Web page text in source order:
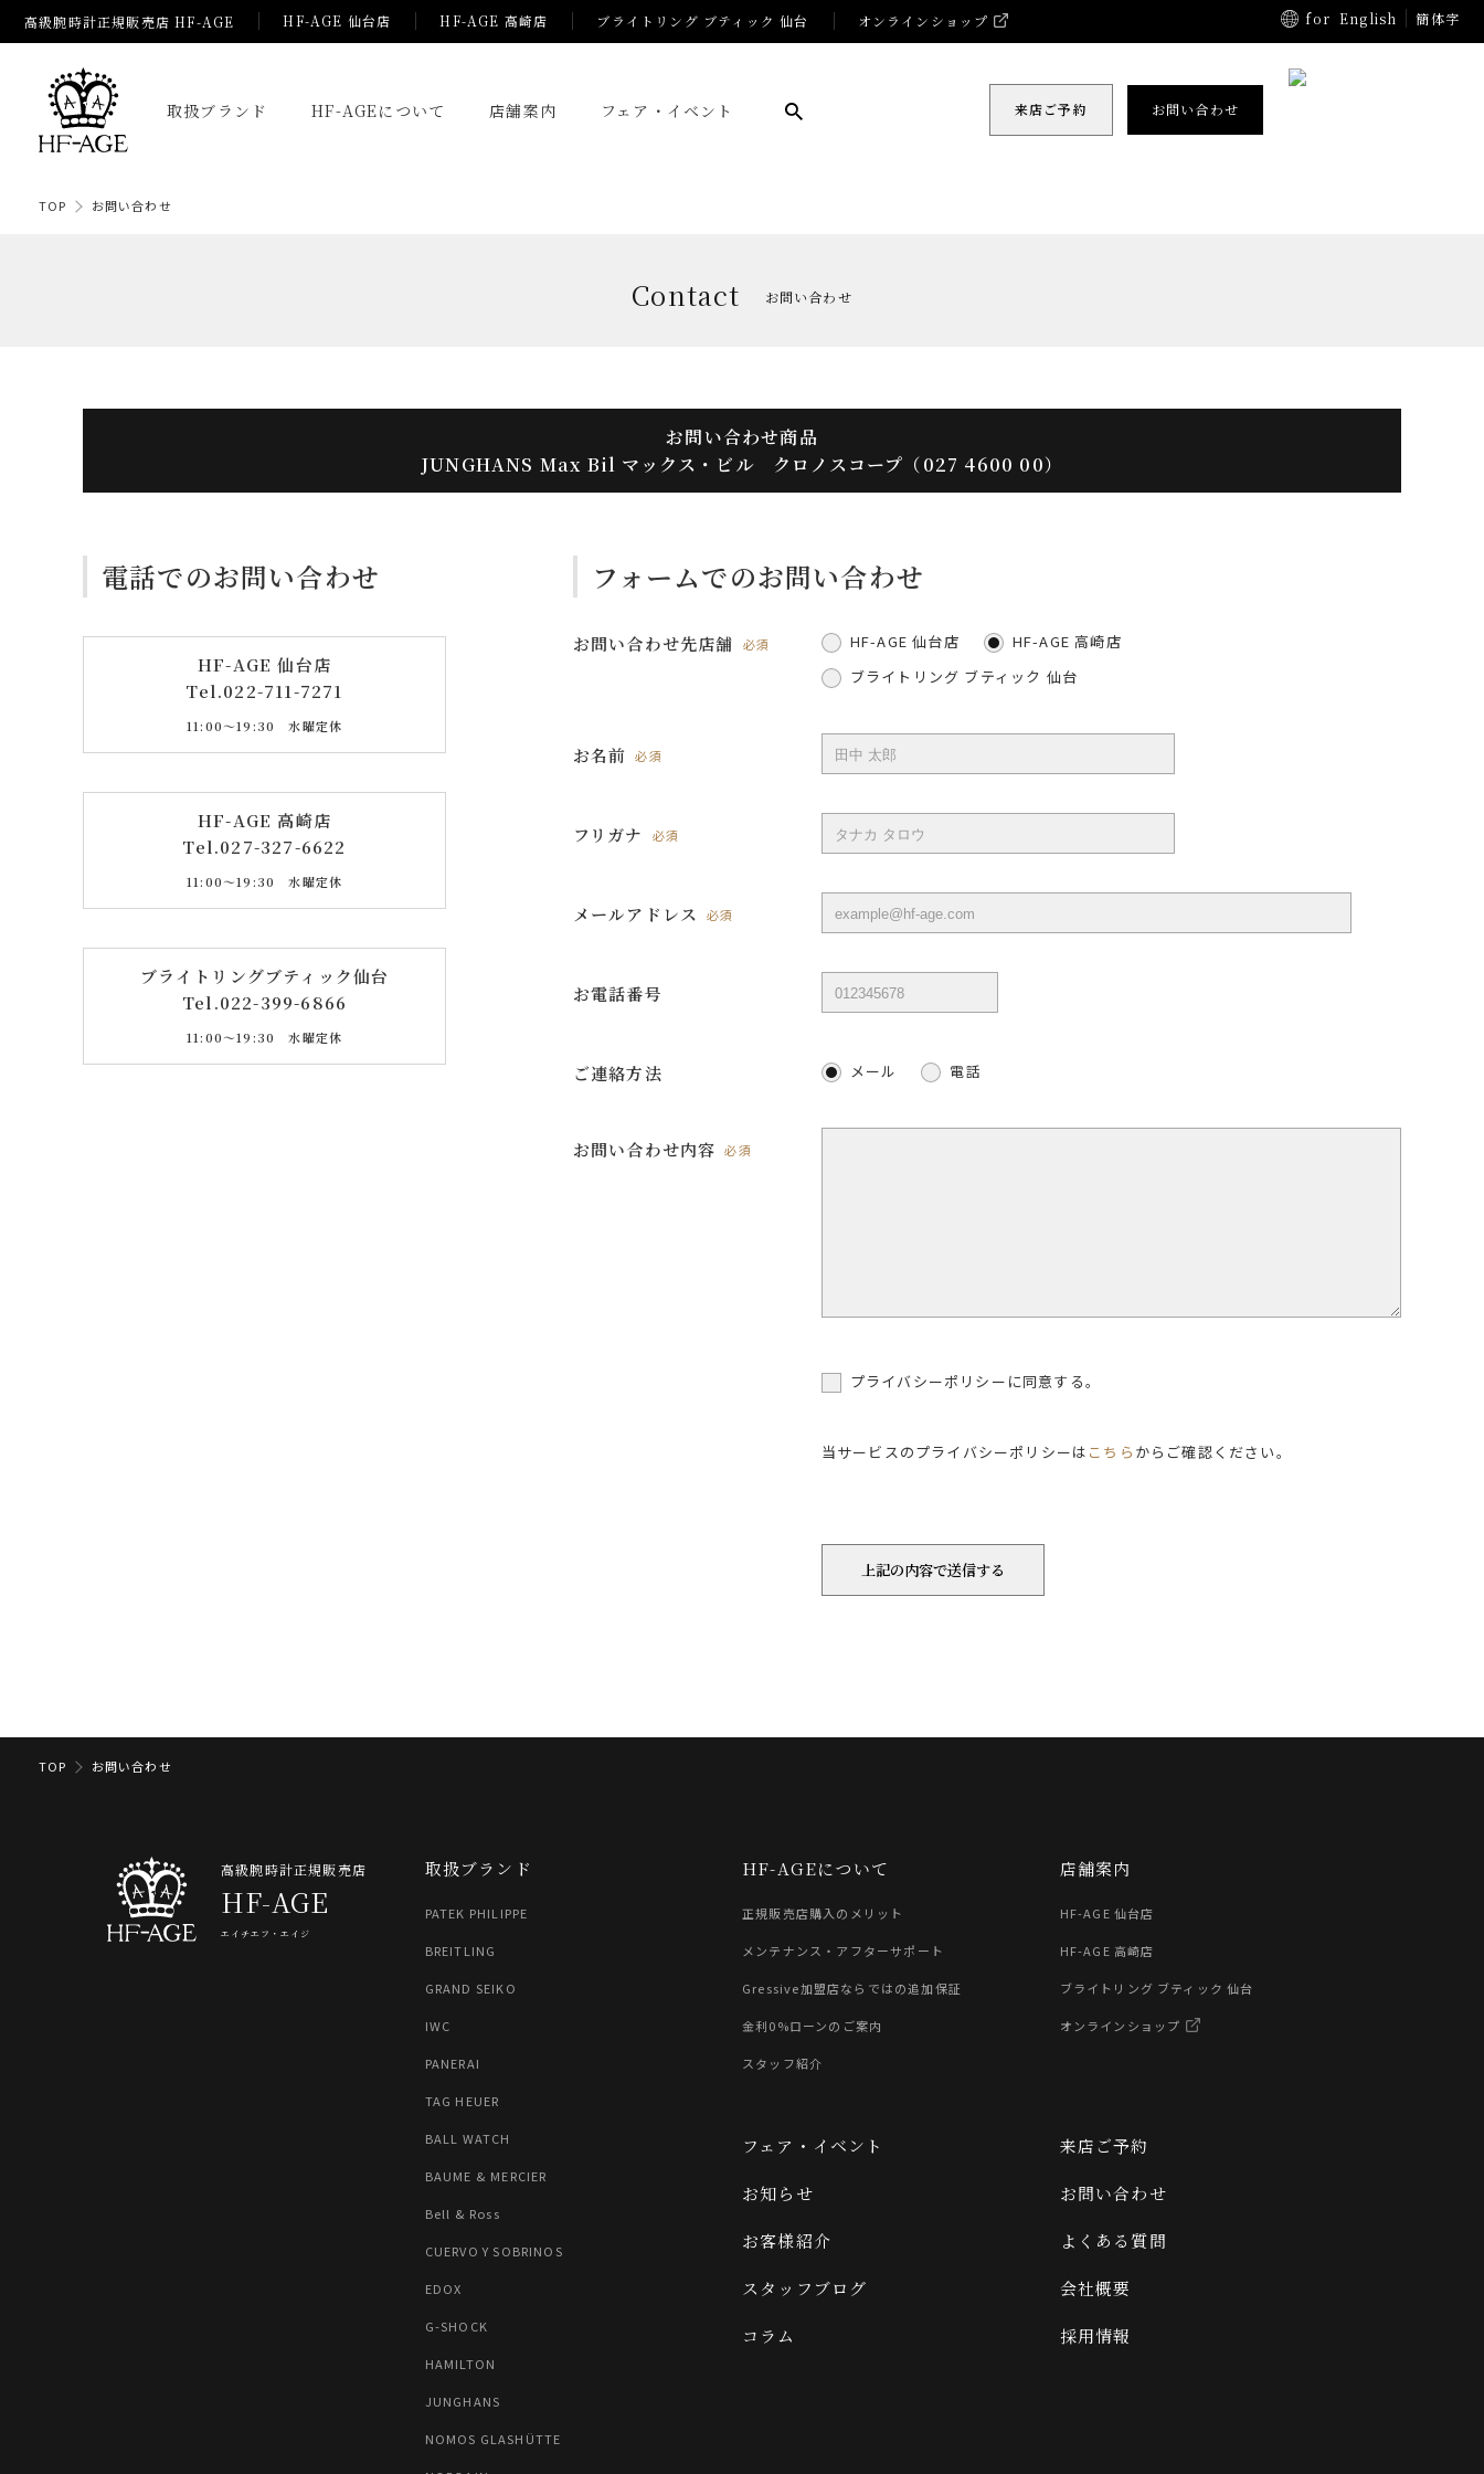
高級腕時計正規販売店 HF-AGE HF-AGE 仙台店 HF-AGE 高崎店 ブライトリング ブティック 仙台 オンラインショップ for English 簡体字
取扱ブランド HF-AGEについて 店舗案内 フェア・イベント 来店ご予約 お問い合わせ
TOP お問い合わせ
Contact お問い合わせ
お問い合わせ商品
JUNGHANS Max Bil マックス・ビル クロノスコープ（027 4600 00）
電話でのお問い合わせ
HF-AGE 仙台店
Tel.022-711-7271
11:00〜19:30 水曜定休
HF-AGE 高崎店
Tel.027-327-6622
11:00〜19:30 水曜定休
ブライトリングブティック仙台
Tel.022-399-6866
11:00〜19:30 水曜定休
フォームでのお問い合わせ
お問い合わせ先店舗 必須 HF-AGE 仙台店
HF-AGE 高崎店
ブライトリング ブティック 仙台
お名前 必須
フリガナ 必須
メールアドレス 必須
お電話番号
ご連絡方法 メール 電話
お問い合わせ内容 必須
プライバシーポリシーに同意する。
当サービスのプライバシーポリシーは こちら からご確認ください。
TOP お問い合わせ
高級腕時計正規販売店
HF-AGE
エイチエフ・エイジ
取扱ブランド
PATEK PHILIPPE
BREITLING
GRAND SEIKO
IWC
PANERAI
TAG HEUER
BALL WATCH
BAUME & MERCIER
Bell & Ross
CUERVO Y SOBRINOS
EDOX
G-SHOCK
HAMILTON
JUNGHANS
NOMOS GLASHÜTTE
HF-AGEについて
正規販売店購入のメリット
メンテナンス・アフターサポート
Gressive加盟店ならではの追加保証
金利0%ローンのご案内
スタッフ紹介
店舗案内
HF-AGE 仙台店
HF-AGE 高崎店
ブライトリング ブティック 仙台
オンラインショップ
フェア・イベント
お知らせ
お客様紹介
スタッフブログ
コラム
来店ご予約
お問い合わせ
よくある質問
会社概要
採用情報